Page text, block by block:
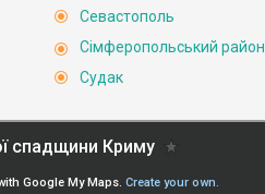
Севастополь
Сімферопольський район
Судак